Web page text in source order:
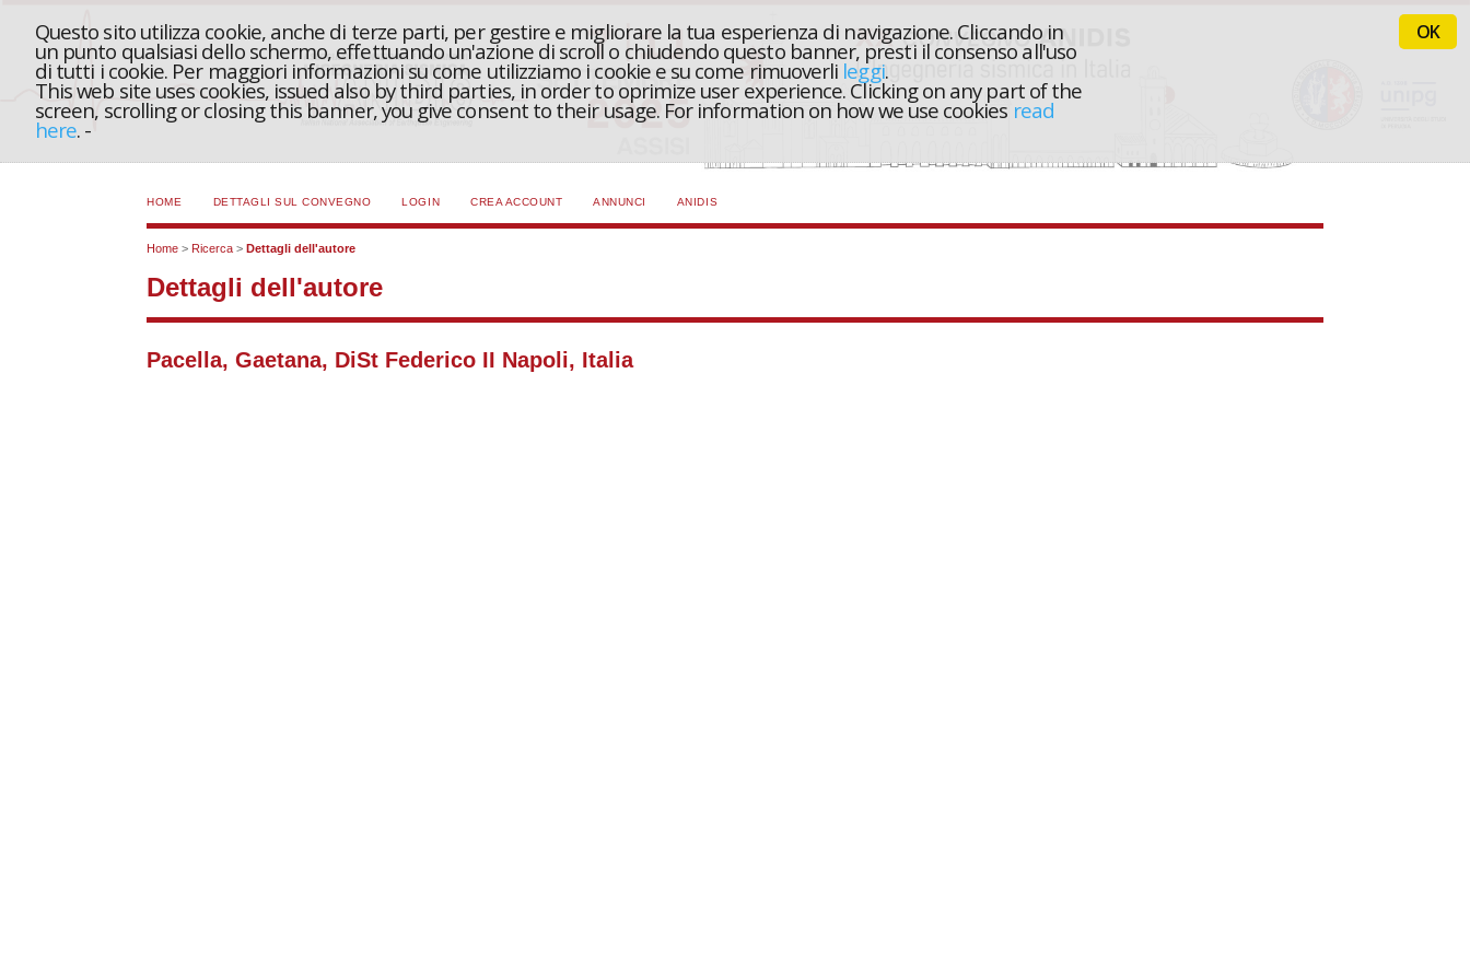
Questo sito utilizza cookie, anche di terze parti, per gestire e migliorare la tua esperienza di navigazione. Cliccando in
un punto qualsiasi dello schermo, effettuando un'azione di scroll o chiudendo questo banner, presti il consenso all'uso
di tutti i cookie. Per maggiori informazioni su come utilizziamo i cookie e su come rimuoverli leggi.
This web site uses cookies, issued also by third parties, in order to oprimize user experience. Clicking on any part of the
screen, scrolling or closing this banner, you give consent to their usage. For information on how we use cookies read
here. -
OK
HOME DETTAGLI SUL CONVEGNO LOGIN CREA ACCOUNT ANNUNCI ANIDIS
Home > Ricerca >Dettagli dell'autore
Dettagli dell'autore
Pacella, Gaetana, DiSt Federico II Napoli, Italia